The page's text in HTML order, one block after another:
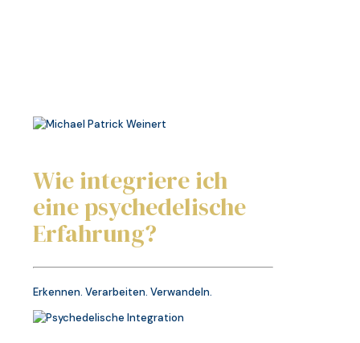
Wie integriere ich
eine psychedelische
Erfahrung?
Erkennen. Verarbeiten. Verwandeln.